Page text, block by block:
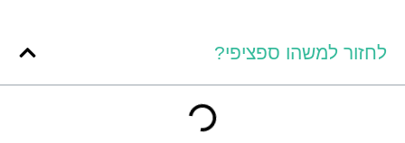
לחזור למשהו ספציפי?